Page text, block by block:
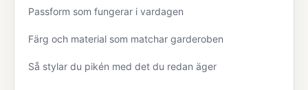
Passform som fungerar i vardagen
Färg och material som matchar garderoben
Så stylar du pikén med det du redan äger